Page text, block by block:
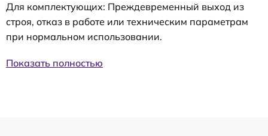
Для комплектующих: Преждевременный выход из
строя, отказ в работе или техническим параметрам
при нормальном использовании.
Показать полностью